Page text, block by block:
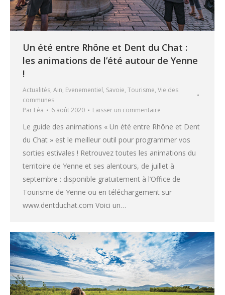
Un été entre Rhône et Dent du Chat :
les animations de l’été autour de Yenne
!
Actualités, Ain, Evenementiel, Savoie, Tourisme, Vie des
communes
Par Léa 6 août 2020 Laisser un commentaire
Le guide des animations « Un été entre Rhône et Dent
du Chat » est le meilleur outil pour programmer vos
sorties estivales ! Retrouvez toutes les animations du
territoire de Yenne et ses alentours, de juillet à
septembre : disponible gratuitement à l’Office de
Tourisme de Yenne ou en téléchargement sur
www.dentduchat.com Voici un…